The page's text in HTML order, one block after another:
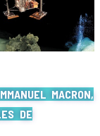
MACRON,
DE